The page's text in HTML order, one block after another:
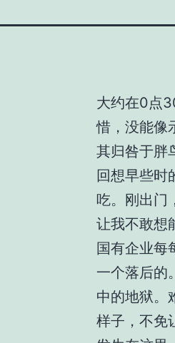
大约在0点
惜，没能像
其归咎于胖
回想早些时
吃。刚出门
让我不敢想
国有企业每
一个落后的
中的地狱。
样子，不免